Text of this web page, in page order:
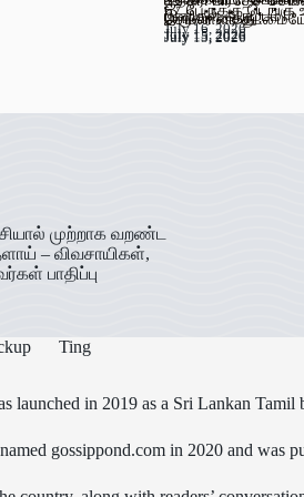
67 பேருக்கு டெங்கு
July 16, 2026
பணிகள் ஆரம்பம்!
July 15, 2026
இருவர் கைது!
July 15, 2026
செயலாளர்
July 15, 2026
முற்றாக வறண்ட
– விவசாயிகள்,
பாதிப்பு
Ting
launched in 2019 as a Sri Lankan Tamil
gossippond.com in 2020 and was